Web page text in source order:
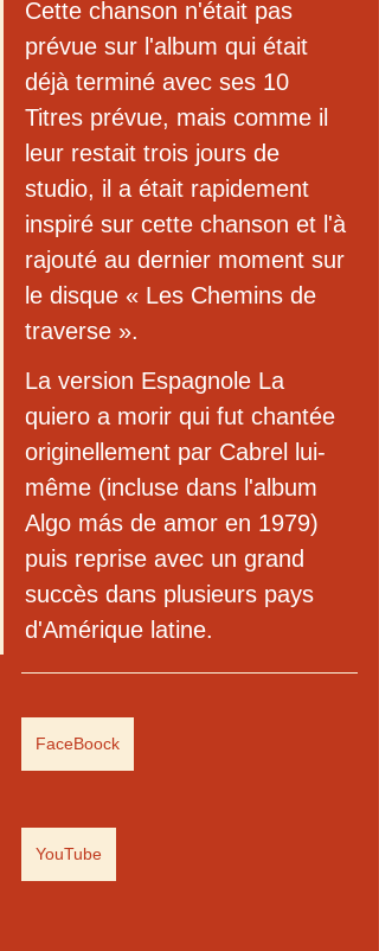
Cette chanson n'était pas
prévue sur l'album qui était
déjà terminé avec ses 10
Titres prévue, mais comme il
leur restait trois jours de
studio, il a était rapidement
inspiré sur cette chanson et l'à
rajouté au dernier moment sur
le disque « Les Chemins de
traverse ».
La version Espagnole La
quiero a morir qui fut chantée
originellement par Cabrel lui-
même (incluse dans l'album
Algo más de amor en 1979)
puis reprise avec un grand
succès dans plusieurs pays
d'Amérique latine.
FaceBoock
YouTube